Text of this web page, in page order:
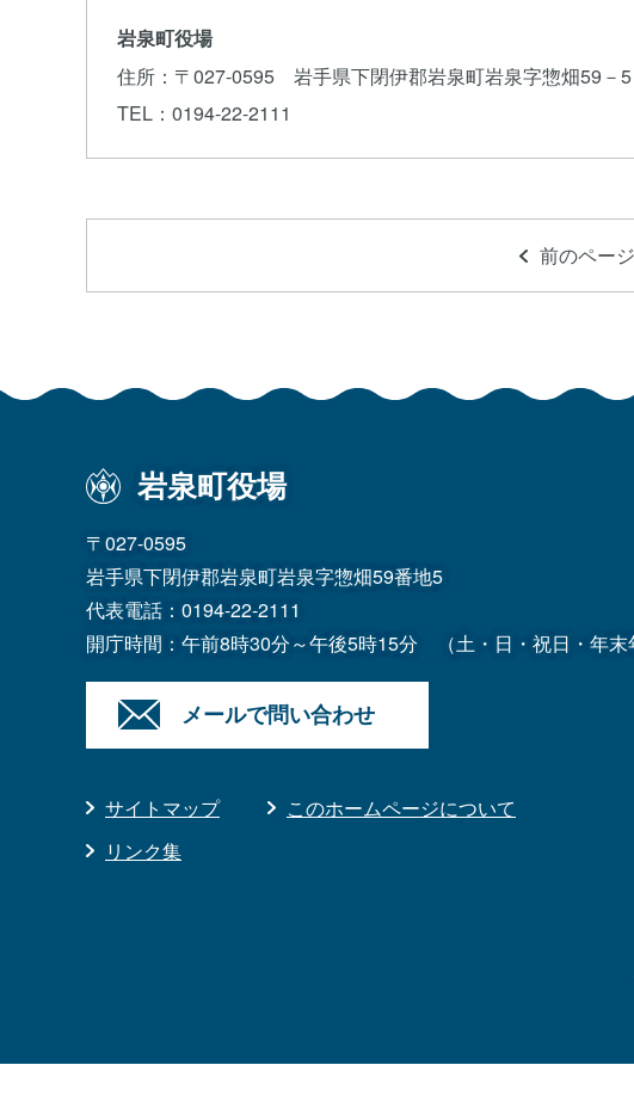
岩泉町役場
住所 ：〒027-0595 岩手県下閉伊郡岩泉町岩泉字惣畑59－5
TEL ：0194-22-2111
前のペー
岩泉町役場
〒027-0595
岩手県下閉伊郡岩泉町岩泉字惣畑59番地5
代表電話： 0194-22-2111
開庁時間：午前8時30分～午後5時15分
（土・日・祝日・年末
メールで問い合わせ
サイトマップ
このホームページについて
リンク集